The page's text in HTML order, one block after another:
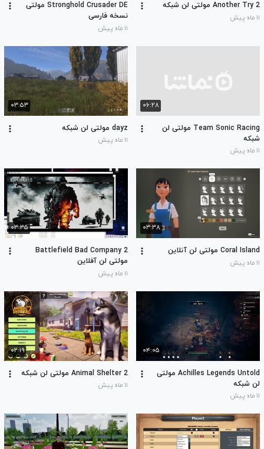
Another Try 2 مولتی لن شبکه
۱۱ ماه پیش
Stronghold Crusader DE مولتی
نسخه فارسی
۱۱ ماه پیش
۰۶:۲۸
Team Sonic Racing مولتی لن
شبکه
۱۱ ماه پیش
۰۳:۵۳
dayz مولتی لن شبکه
۱۱ ماه پیش
۰۳:۳۸
Coral Island مولتی لن آنلاین
۱۱ ماه پیش
۰۳:۳۵
Battlefield Bad Company 2
مولتی لن آفلاین
۱۱ ماه پیش
۰۴:۰۵
Achilles Legends Untold مولتی
لن شبکه
۱۱ ماه پیش
۰۲:۱۹
Animal Shelter 2 مولتی لن شبکه
۱۱ ماه پیش